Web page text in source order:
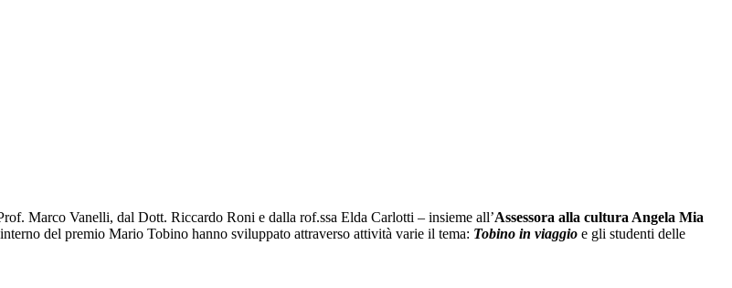
Marco Vanelli, dal Dott. Riccardo Roni e dalla rof.ssa Elda Carlotti – insieme all’Assessora alla cultura Angela Mia
del premio Mario Tobino hanno sviluppato attraverso attività varie il tema: Tobino in viaggio e gli studenti delle